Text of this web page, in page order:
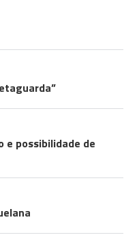
e possibilidade de